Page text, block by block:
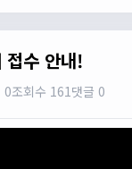
접수 안내!
0조회수 161 댓글 0